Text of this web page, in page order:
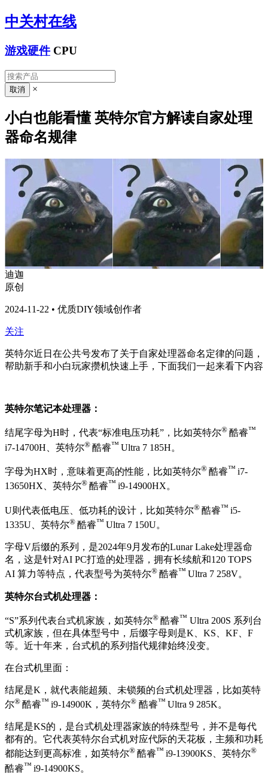
中关村在线
游戏硬件 CPU
×
小白也能看懂 英特尔官方解读自家处理
器命名规律
迪迦
原创
2024-11-22 • 优质DIY领域创作者
关注
英特尔近日在公共号发布了关于自家处理器命名定律的问题，
帮助新手和小白玩家攒机快速上手，下面我们一起来看下内容
英特尔笔记本处理器：
结尾字母为H时，代表“标准电压功耗”，比如英特尔® 酷睿™
i7-14700H、英特尔® 酷睿™ Ultra 7 185H。
字母为HX时，意味着更高的性能，比如英特尔® 酷睿™ i7-
13650HX、英特尔® 酷睿™ i9-14900HX。
U则代表低电压、低功耗的设计，比如英特尔® 酷睿™ i5-
1335U、英特尔® 酷睿™ Ultra 7 150U。
字母V后缀的系列，是2024年9月发布的Lunar Lake处理器命
名，这是针对AI PC打造的处理器，拥有长续航和120 TOPS
AI 算力等特点，代表型号为英特尔® 酷睿™ Ultra 7 258V。
英特尔台式机处理器：
“S”系列代表台式机家族，如英特尔® 酷睿™ Ultra 200S 系列台
式机家族，但在具体型号中，后缀字母则是K、KS、KF、F
等。近十年来，台式机的系列指代规律始终没变。
在台式机里面：
结尾是K，就代表能超频、未锁频的台式机处理器，比如英特
尔® 酷睿™ i9-14900K，英特尔® 酷睿™ Ultra 9 285K。
结尾是KS的，是台式机处理器家族的特殊型号，并不是每代
都有的。它代表英特尔台式机对应代际的天花板，主频和功耗
都能达到更高标准，如英特尔® 酷睿™ i9-13900KS、英特尔®
酷睿™ i9-14900KS。